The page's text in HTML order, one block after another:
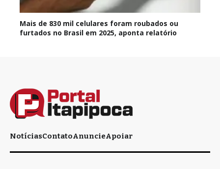
Mais de 830 mil celulares foram roubados ou
furtados no Brasil em 2025, aponta relatório
NotíciasContatoAnuncieApoiar